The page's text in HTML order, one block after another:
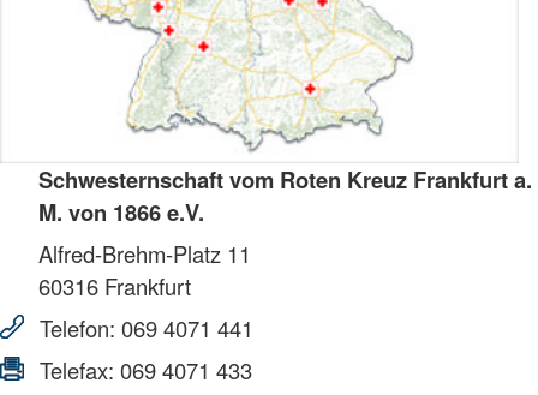
Schwesternschaft vom Roten Kreuz Frankfurt a.
M. von 1866 e.V.
Alfred-Brehm-Platz 11
60316 Frankfurt
Telefon: 069 4071 441
Telefax: 069 4071 433